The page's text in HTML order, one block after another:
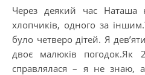
Через деякий час Наташа
хлопчиків, одного за
було четверо дітей. Я
двоє малюків погодок.Як
справлялася – я не знаю,